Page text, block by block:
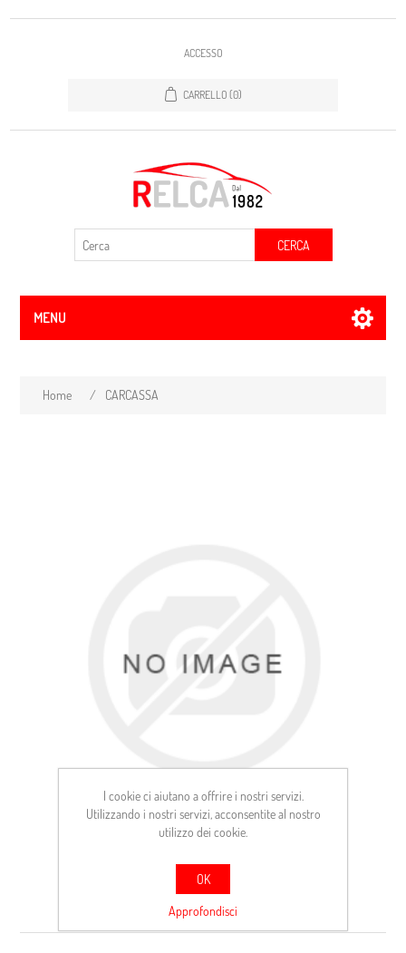
ACCESSO
CARRELLO (0)
CERCA
MENU
Home / CARCASSA
CARCASSA
I cookie ci aiutano a offrire i nostri servizi.
Utilizzando i nostri servizi, acconsentite al nostro
utilizzo dei cookie.
OK
Approfondisci